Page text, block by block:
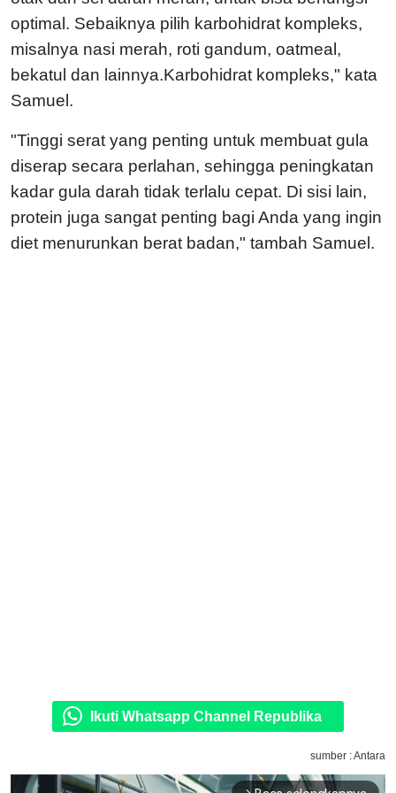
optimal. Sebaiknya pilih karbohidrat kompleks,
misalnya nasi merah, roti gandum, oatmeal,
bekatul dan lainnya.Karbohidrat kompleks," kata
Samuel.
"Tinggi serat yang penting untuk membuat gula
diserap secara perlahan, sehingga peningkatan
kadar gula darah tidak terlalu cepat. Di sisi lain,
protein juga sangat penting bagi Anda yang ingin
diet menurunkan berat badan," tambah Samuel.
Ikuti Whatsapp Channel Republika
sumber : Antara